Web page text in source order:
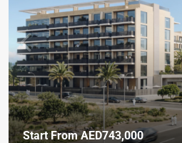
Start FromAED743,000